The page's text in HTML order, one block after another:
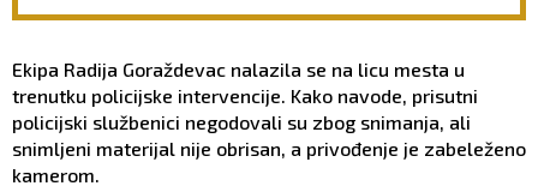
Ekipa Radija Goraždevac nalazila se na licu mesta u
trenutku policijske intervencije. Kako navode, prisutni
policijski službenici negodovali su zbog snimanja, ali
snimljeni materijal nije obrisan, a privođenje je zabeleženo
kamerom.